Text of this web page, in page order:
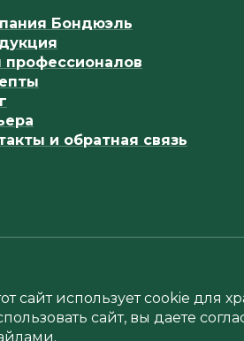
Бондюэль
профессионалов
и обратная связь
сайт использует cookie для
сайт, вы даете